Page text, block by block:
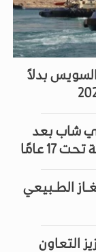
السويس بدلاً
شاب بعد
17 عامًا
الطـبيعي
لتعزيز التعاون